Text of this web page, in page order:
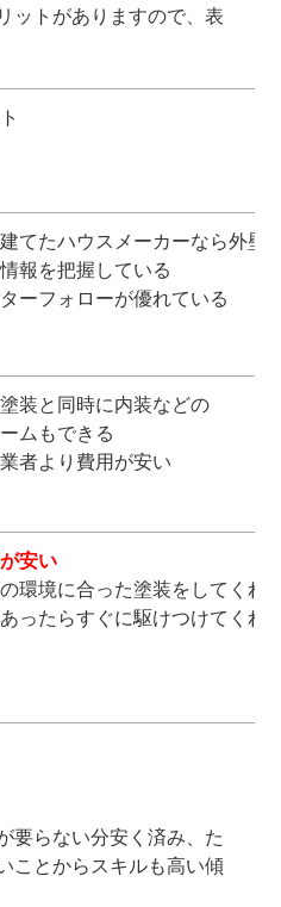
ットがありますので、表
建てたハウスメーカーなら外壁
報を把握している
ターフォローが優れている
塗装と同時に内装などの
ムもできる
業者より費用が安い
安い
の環境に合った塗装をしてくれ
あったらすぐに駆けつけてくれ
要らない分安く済み、た
ことからスキルも高い傾